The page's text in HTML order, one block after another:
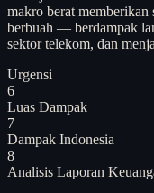
makro berat
berbuah — berdampak
sektor telekom, dan
Urgensi
6
Luas Dampak
7
Dampak Indonesia
8
Analisis Laporan